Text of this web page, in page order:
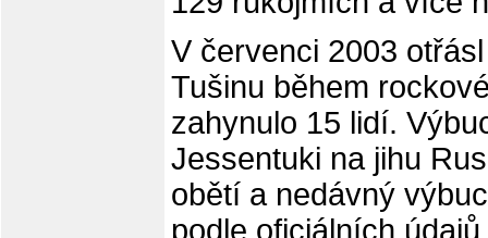
V červenci 2003
Tušinu během
zahynulo 15 lidí.
Jessentuki na jihu
obětí a nedávný
podle oficiálních